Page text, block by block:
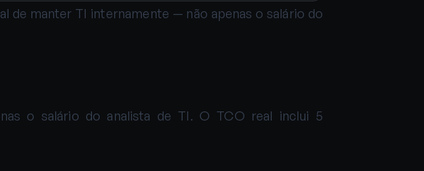
de manter TI internamente — não apenas o salário do
o salário do analista de TI. O TCO real inclui 5